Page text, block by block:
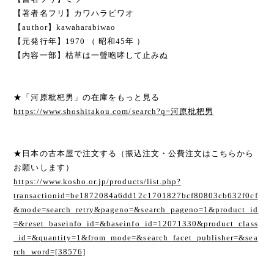
【著者名フリ】カワハラビワオ
【author】kawaharabiwao
【元発行年】1970 （ 昭和45年 ）
【内容一部】枯草は一聲咆哮して止みぬ
★「河原枇杷男」の在庫をもっと見る
https://www.shoshitakou.com/search?q=河原枇杷男
★日本の古本屋で注文する（振込注文・公費注文はこちらから
お願いします）
https://www.kosho.or.jp/products/list.php?
transactionid=be1872084a6dd12c1701827bcf80803cb632f0cf
&mode=search_retry&pageno=&search_pageno=1&product_id
=&reset_baseinfo_id=&baseinfo_id=12071330&product_class
_id=&quantity=1&from_mode=&search_facet_publisher=&sea
rch_word=[38576]